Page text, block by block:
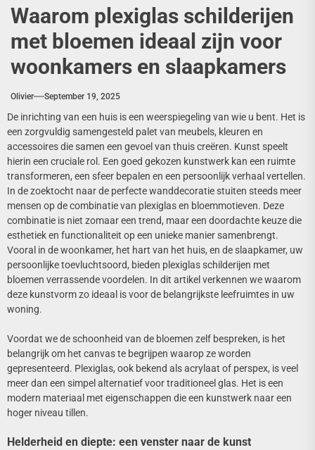
Waarom plexiglas schilderijen
met bloemen ideaal zijn voor
woonkamers en slaapkamers
Olivier September 19, 2025
De inrichting van een huis is een weerspiegeling van wie u bent. Het is
een zorgvuldig samengesteld palet van meubels, kleuren en
accessoires die samen een gevoel van thuis creëren. Kunst speelt
hierin een cruciale rol. Een goed gekozen kunstwerk kan een ruimte
transformeren, een sfeer bepalen en een persoonlijk verhaal vertellen.
In de zoektocht naar de perfecte wanddecoratie stuiten steeds meer
mensen op de combinatie van plexiglas en bloemmotieven. Deze
combinatie is niet zomaar een trend, maar een doordachte keuze die
esthetiek en functionaliteit op een unieke manier samenbrengt.
Vooral in de woonkamer, het hart van het huis, en de slaapkamer, uw
persoonlijke toevluchtsoord, bieden plexiglas schilderijen met
bloemen verrassende voordelen. In dit artikel verkennen we waarom
deze kunstvorm zo ideaal is voor de belangrijkste leefruimtes in uw
woning.
Voordat we de schoonheid van de bloemen zelf bespreken, is het
belangrijk om het canvas te begrijpen waarop ze worden
gepresenteerd. Plexiglas, ook bekend als acrylaat of perspex, is veel
meer dan een simpel alternatief voor traditioneel glas. Het is een
modern materiaal met eigenschappen die een kunstwerk naar een
hoger niveau tillen.
Helderheid en diepte: een venster naar de kunst